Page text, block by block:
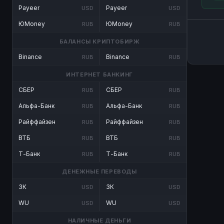
Payeer USD
ЮMoney RUB
Payeer USD
ЮMoney RUB
БАЛАНСЫ КРИПТОБИРЖ
Binance RUB Binance RUB
ИНТЕРНЕТ БАНКИНГ
СБЕР RUB
Альфа-Банк RUB
Райффайзен RUB
ВТБ RUB
Т-Банк RUB
СБЕР RUB
Альфа-Банк RUB
Райффайзен RUB
ВТБ RUB
Т-Банк RUB
ДЕНЕЖНЫЕ ПЕРЕВОДЫ
ЗК USD
WU USD
ЗК USD
WU USD
НАЛИЧНЫЕ ДЕНЬГИ